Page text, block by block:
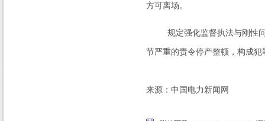
方可离场。
规定强化监督执法与刚性问
节严重的责令停产整顿，构成
来源：中国电力新闻网